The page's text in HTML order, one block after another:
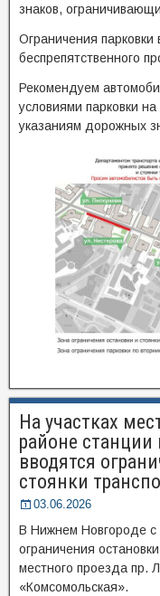
знаков,
Ограничения
беспрепятственного
Рекомендуем
условиями парковки
указаниям дорожных
На участках
районе
вводятся
стоянки
03.06.2026
В Нижнем Новгороде с
ограничения
местного проезда пр.
«Комсомольская».